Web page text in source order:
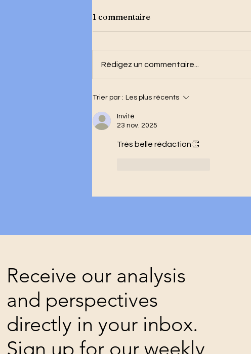
La victoire historique des
Grenadiers : l’aube d’un
horizon pour Haïti
1 commentaire
Rédigez un commentaire...
Trier par : Les plus récents
Invité
23 nov. 2025
Très belle rédaction👏
Receive our analysis
and perspectives
directly in your inbox.
Sign up for our weekly